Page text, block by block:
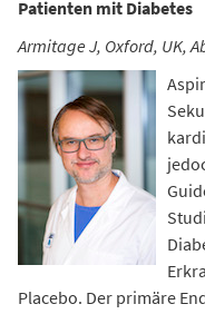
Patienten mit Diabetes
Armitage J, Oxford, UK,
Placebo. Der primäre